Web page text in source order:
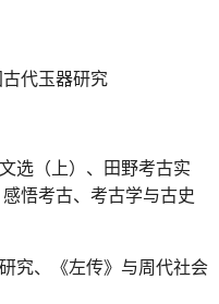
代玉器研究
选（上）、田野考古实
悟考古、考古学与古史
究、《左传》与周代社会